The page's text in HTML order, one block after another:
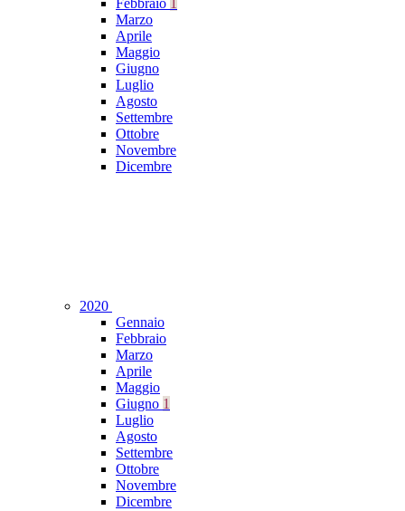
Febbraio
Marzo
Aprile
Maggio
Giugno
Luglio
Agosto
Settembre
Ottobre
Novembre
Dicembre
2020
Gennaio
Febbraio
Marzo
Aprile
Maggio
Giugno 1
Luglio
Agosto
Settembre
Ottobre
Novembre
Dicembre